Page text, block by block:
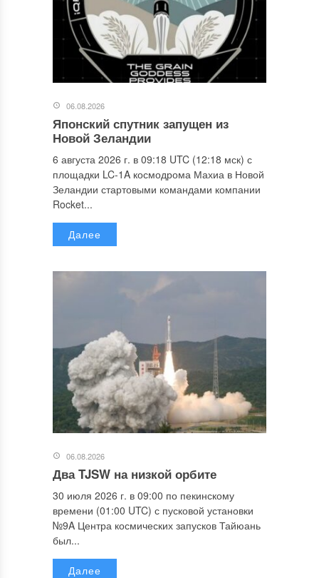
06.08.2026
Японский спутник запущен из
Новой Зеландии
6 августа 2026 г. в 09:18 UTC (12:18 мск) с
площадки LC-1A космодрома Махиа в Новой
Зеландии стартовыми командами компании
Rocket...
Далее
06.08.2026
Два TJSW на низкой орбите
30 июля 2026 г. в 09:00 по пекинскому
времени (01:00 UTC) с пусковой установки
№9A Центра космических запусков Тайюань
был...
Далее